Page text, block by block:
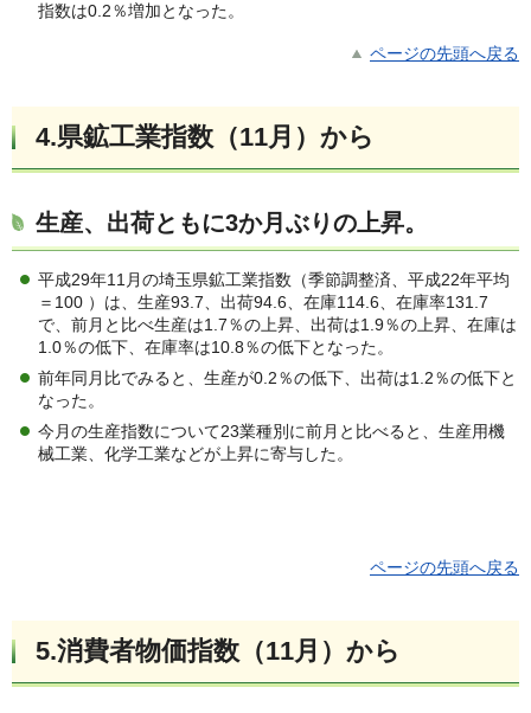
指数は0.2％増加となった。
ページの先頭へ戻る
4.県鉱工業指数（11月）から
生産、出荷ともに3か月ぶりの上昇。
平成29年11月の埼玉県鉱工業指数（季節調整済、平成22年平均
＝100 ）は、生産93.7、出荷94.6、在庫114.6、在庫率131.7
で、前月と比べ生産は1.7％の上昇、出荷は1.9％の上昇、在庫は
1.0％の低下、在庫率は10.8％の低下となった。
前年同月比でみると、生産が0.2％の低下、出荷は1.2％の低下と
なった。
今月の生産指数について23業種別に前月と比べると、生産用機
械工業、化学工業などが上昇に寄与した。
ページの先頭へ戻る
5.消費者物価指数（11月）から